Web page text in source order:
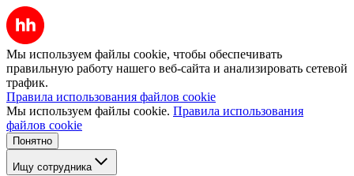
Мы используем файлы cookie, чтобы обеспечивать
правильную работу нашего веб-сайта и анализировать сетевой
трафик.
Правила использования файлов cookie
Мы используем файлы cookie. Правила использования
файлов cookie
Понятно
Ищу сотрудника